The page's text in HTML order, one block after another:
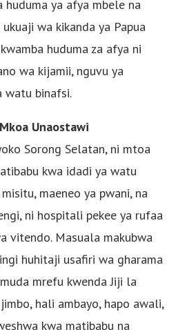
huduma ya afya mbele na
wa kikanda ya Papua
huduma za afya ni
wa kijamii, nguvu ya
watu binafsi.
Unaostawi
Sorong Selatan, ni mtoa
kwa idadi ya watu
maeneo ya pwani, na
ni hospitali pekee ya rufaa
vitendo. Masuala makubwa
huhitaji usafiri wa gharama
mrefu kwenda Jiji la
hali ambayo, hapo awali,
kwa matibabu na